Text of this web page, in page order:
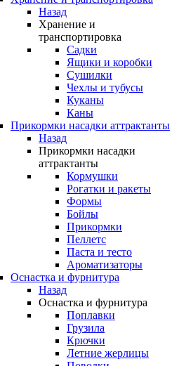
Назад
Хранение и
транспортировка
Садки
Ящики и коробки
Сушилки
Чехлы и тубусы
Куканы
Каны
Прикормки насадки аттрактанты
Назад
Прикормки насадки
аттрактанты
Кормушки
Рогатки и ракеты
Формы
Бойлы
Прикормки
Пеллетс
Паста и тесто
Ароматизаторы
Оснастка и фурнитура
Назад
Оснастка и фурнитура
Поплавки
Грузила
Крючки
Летние жерлицы